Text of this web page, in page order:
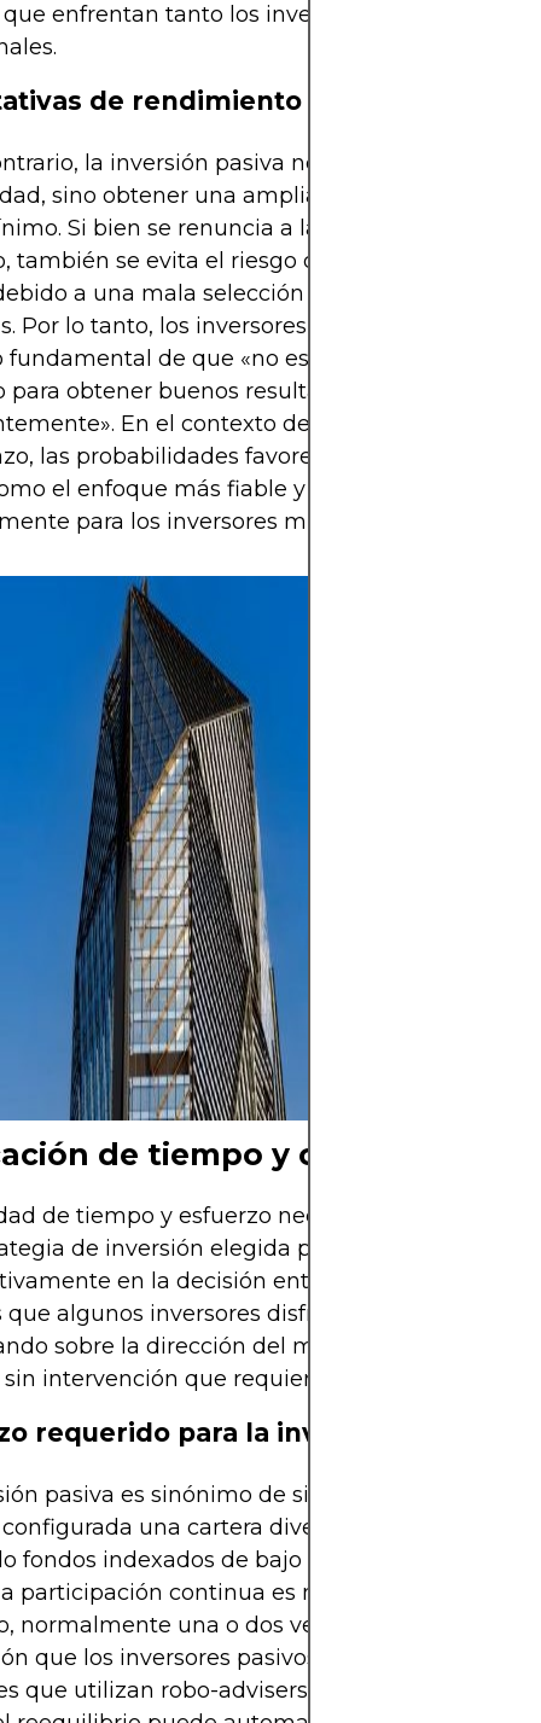
enfrentan tanto los investigadores como los
de rendimiento pasivo
la inversión pasiva no busca superar la
sino obtener una amplia exposición al
Si bien se renuncia a la oportunidad de
también se evita el riesgo de obtener un
a una mala selección de gestores o
Por lo tanto, los inversores pasivos se alinean
de que «no es necesario superar al
para obtener buenos resultados, solo hay que
En el contexto del crecimiento de
las probabilidades favorecen claramente la
el enfoque más fiable y estadísticamente
para los inversores minoristas individuales.
de tiempo y complejidad
de tiempo y esfuerzo necesarios para
de inversión elegida puede influir
en la decisión entre inversión pasiva y
que algunos inversores disfrutan investigando
sobre la dirección del mercado, otros
intervención que requiera una supervisión
requerido para la inversión pasiva
pasiva es sinónimo de simplicidad y
una cartera diversificada, a menudo
fondos indexados de bajo coste o ETF de
participación continua es mínima. El
normalmente una o dos veces al año, es el
que los inversores pasivos suelen requerir.
que utilizan robo-advisers o plataformas